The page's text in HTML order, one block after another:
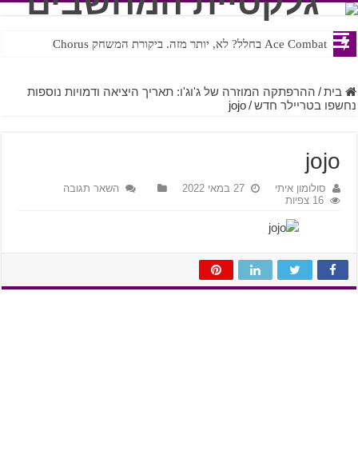
Ace Combat בחלל? לא, יותר מזה. ביקורת המשחק Chorus
Steven Universe והשירים שתורגמו בצורה נוראית לעברית
בית / ההרפתקה המוזרה של ג'וג'ו: תאריך היציאה ודמויות נוספות
נחשפו בטריילר חדש /
jojo
jojo
סולומון איתי 27 במאי 2022
השאר תגובה
16 צפיות